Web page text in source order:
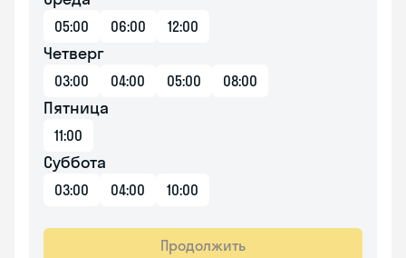
05:00 06:00 12:00
Четверг
03:00 04:00 05:00 08:00
Пятница
11:00
Суббота
03:00 04:00 10:00
Продолжить